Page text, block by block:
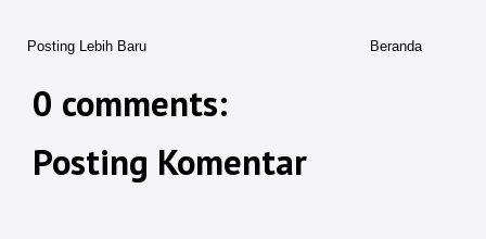
Posting Lebih Baru Beranda
0 comments:
Posting Komentar